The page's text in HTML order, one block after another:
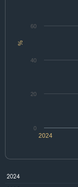
%
2024
0
20
40
60
2024